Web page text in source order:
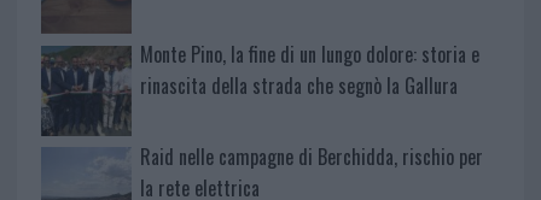
Monte Pino, la fine di un lungo dolore: storia e
rinascita della strada che segnò la Gallura
Raid nelle campagne di Berchidda, rischio per
la rete elettrica